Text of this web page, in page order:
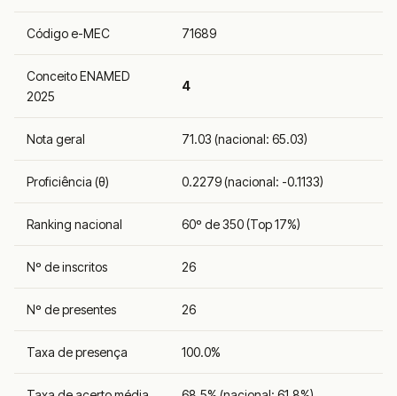
Código e-MEC 71689
Conceito ENAMED
2025
4
Nota geral 71.03 (nacional: 65.03)
Proficiência (θ) 0.2279 (nacional: -0.1133)
Ranking nacional 60º de 350 (Top 17%)
Nº de inscritos 26
Nº de presentes 26
Taxa de presença 100.0%